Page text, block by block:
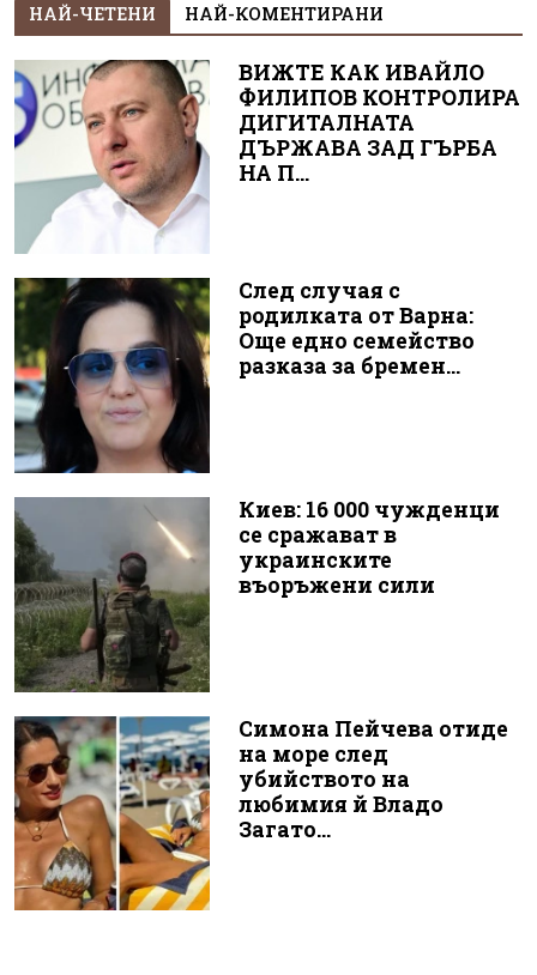
НАЙ-ЧЕТЕНИ НАЙ-КОМЕНТИРАНИ
ВИЖТЕ КАК ИВАЙЛО
ФИЛИПОВ КОНТРОЛИРА
ДИГИТАЛНАТА
ДЪРЖАВА ЗАД ГЪРБА
НА П...
След случая с
родилката от Варна:
Още едно семейство
разказа за бремен...
Киев: 16 000 чужденци
се сражават в
украинските
въоръжени сили
Симона Пейчева отиде
на море след
убийството на
любимия й Владо
Загато...